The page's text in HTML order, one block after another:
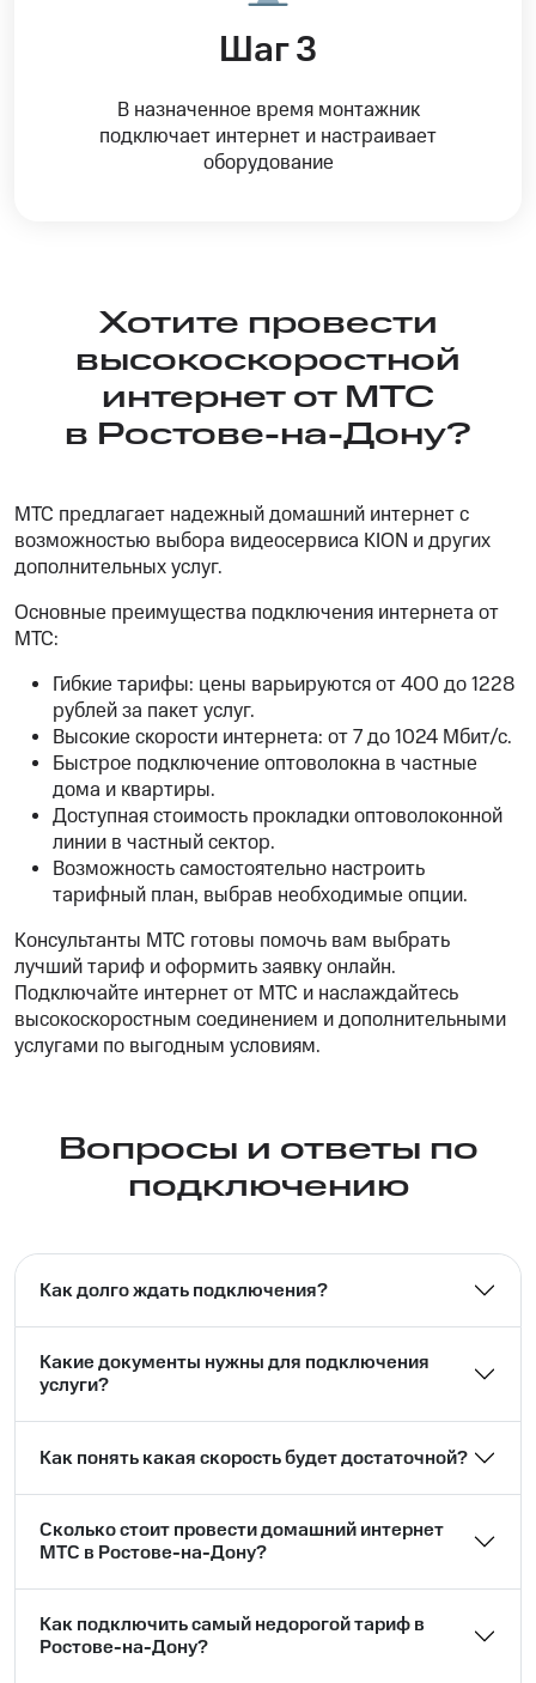
Шаг 3
В назначенное время монтажник
подключает интернет и настраивает
оборудование
Хотите провести
высокоскоростной
интернет от МТС
в Ростове-на-Дону?
МТС предлагает надежный домашний интернет с
возможностью выбора видеосервиса KION и других
дополнительных услуг.
Основные преимущества подключения интернета от
МТС:
Гибкие тарифы: цены варьируются от 400 до 1228
рублей за пакет услуг.
Высокие скорости интернета: от 7 до 1024 Мбит/с.
Быстрое подключение оптоволокна в частные
дома и квартиры.
Доступная стоимость прокладки оптоволоконной
линии в частный сектор.
Возможность самостоятельно настроить
тарифный план, выбрав необходимые опции.
Консультанты МТС готовы помочь вам выбрать
лучший тариф и оформить заявку онлайн.
Подключайте интернет от МТС и наслаждайтесь
высокоскоростным соединением и дополнительными
услугами по выгодным условиям.
Вопросы и ответы по
подключению
Как долго ждать подключения?
Какие документы нужны для подключения
услуги?
Как понять какая скорость будет достаточной?
Сколько стоит провести домашний интернет
МТС в Ростове-на-Дону?
Как подключить самый недорогой тариф в
Ростове-на-Дону?